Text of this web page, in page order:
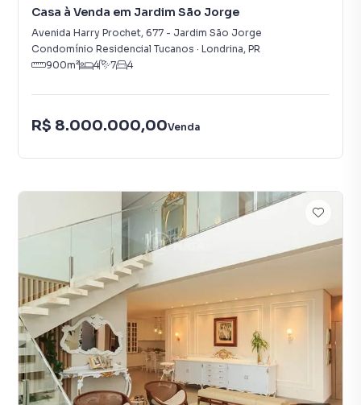
Casa à Venda em Jardim São Jorge
Avenida Harry Prochet, 677 - Jardim São Jorge
Condomínio Residencial Tucanos · Londrina, PR
900m² 4 7 4
R$ 8.000.000,00Venda